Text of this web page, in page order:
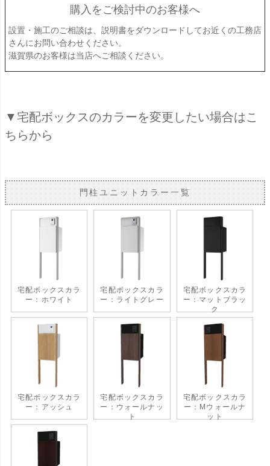
購入をご検討中のお客様へ
設置・施工のご相談は、説明書をダウンロードしてお近くの工務店
さんにお問い合わせください。
滋賀県のお客様は当店へご相談ください。
▼宅配ボックスのカラーを変更したい場合はこ
ちらから
門柱ユニットカラー一覧
宅配ボックスカラ
ー：ホワイト
宅配ボックスカラ
ー：ライトグレー
宅配ボックスカラ
ー：マットブラッ
ク
宅配ボックスカラ
ー：アッシュ
宅配ボックスカラ
ー：ウォールナッ
ト
宅配ボックスカラ
ー：Mウォールナ
ット